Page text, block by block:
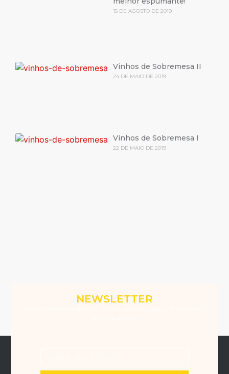
15 DE AGOSTO DE 2019
Vinhos de Sobremesa II
24 DE MAIO DE 2019
Vinhos de Sobremesa I
22 DE MAIO DE 2019
NEWSLETTER